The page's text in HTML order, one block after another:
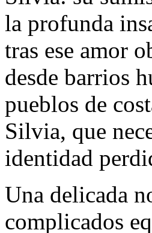
la profunda
tras ese amor
desde barrios
pueblos de
Silvia, que
identidad
Una delicada
complicados